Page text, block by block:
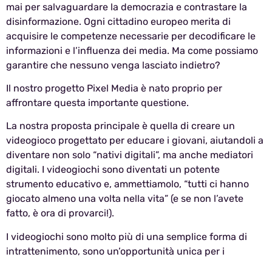
mai per salvaguardare la democrazia e contrastare la
disinformazione. Ogni cittadino europeo merita di
acquisire le competenze necessarie per decodificare le
informazioni e l’influenza dei media. Ma come possiamo
garantire che nessuno venga lasciato indietro?
Il nostro progetto Pixel Media è nato proprio per
affrontare questa importante questione.
La nostra proposta principale è quella di creare un
videogioco progettato per educare i giovani, aiutandoli a
diventare non solo “nativi digitali”, ma anche mediatori
digitali. I videogiochi sono diventati un potente
strumento educativo e, ammettiamolo, “tutti ci hanno
giocato almeno una volta nella vita” (e se non l’avete
fatto, è ora di provarci!).
I videogiochi sono molto più di una semplice forma di
intrattenimento, sono un’opportunità unica per i